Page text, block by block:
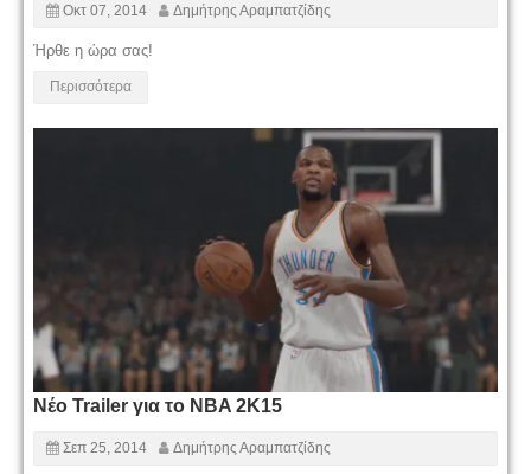
Οκτ 07, 2014 Δημήτρης Αραμπατζίδης
Ήρθε η ώρα σας!
Περισσότερα
Νέο Trailer για το NBA 2K15
Σεπ 25, 2014 Δημήτρης Αραμπατζίδης